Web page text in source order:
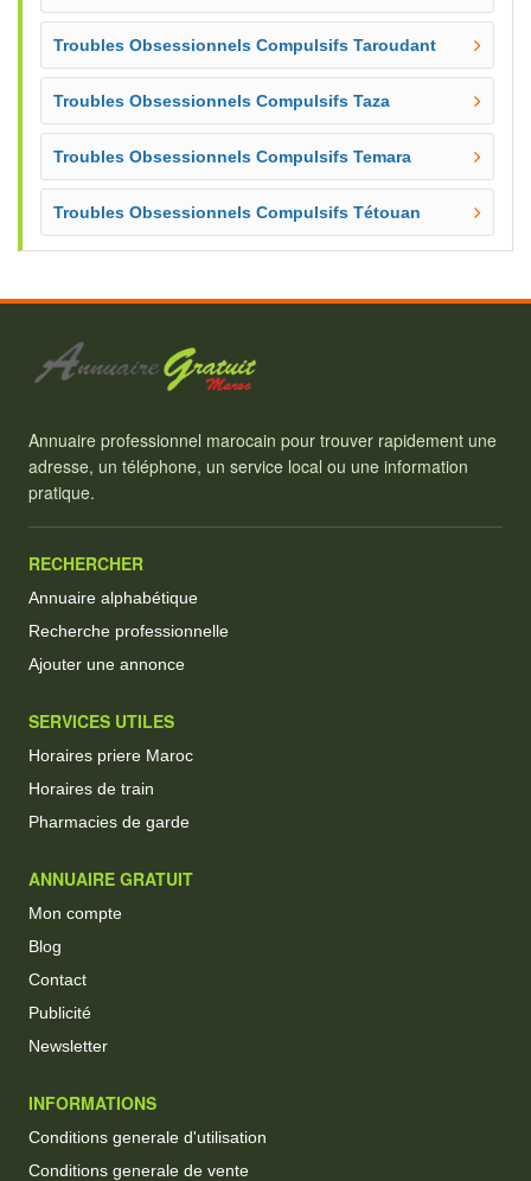
Troubles Obsessionnels Compulsifs Taroudant
Troubles Obsessionnels Compulsifs Taza
Troubles Obsessionnels Compulsifs Temara
Troubles Obsessionnels Compulsifs Tétouan
Annuaire professionnel marocain pour trouver rapidement une
adresse, un téléphone, un service local ou une information
pratique.
RECHERCHER
Annuaire alphabétique
Recherche professionnelle
Ajouter une annonce
SERVICES UTILES
Horaires priere Maroc
Horaires de train
Pharmacies de garde
ANNUAIRE GRATUIT
Mon compte
Blog
Contact
Publicité
Newsletter
INFORMATIONS
Conditions generale d'utilisation
Conditions generale de vente